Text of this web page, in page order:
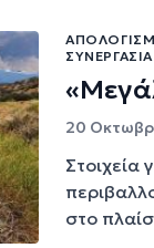
20
Στοιχεία
στο